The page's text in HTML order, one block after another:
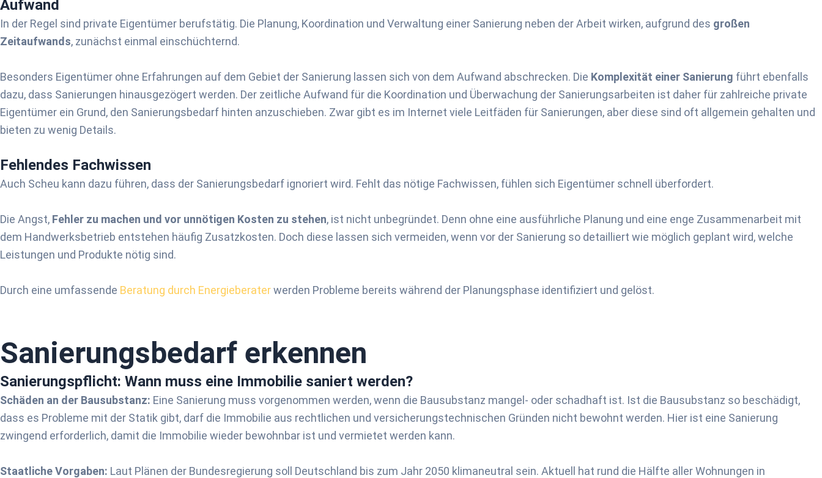
Aufwand
In der Regel sind private Eigentümer berufstätig. Die Planung, Koordination und Verwaltung einer Sanierung neben der Arbeit wirken, aufgrund des großen
Zeitaufwands, zunächst einmal einschüchternd.
Besonders Eigentümer ohne Erfahrungen auf dem Gebiet der Sanierung lassen sich von dem Aufwand abschrecken. Die Komplexität einer Sanierung führt ebenfalls
dazu, dass Sanierungen hinausgezögert werden. Der zeitliche Aufwand für die Koordination und Überwachung der Sanierungsarbeiten ist daher für zahlreiche private
Eigentümer ein Grund, den Sanierungsbedarf hinten anzuschieben. Zwar gibt es im Internet viele Leitfäden für Sanierungen, aber diese sind oft allgemein gehalten und
bieten zu wenig Details.
Fehlendes Fach­wissen
Auch Scheu kann dazu führen, dass der Sanierungsbedarf ignoriert wird. Fehlt das nötige Fachwissen, fühlen sich Eigentümer schnell überfordert.
Die Angst, Fehler zu machen und vor unnötigen Kosten zu stehen, ist nicht unbegründet. Denn ohne eine ausführliche Planung und eine enge Zusammenarbeit mit
dem Handwerksbetrieb entstehen häufig Zusatzkosten. Doch diese lassen sich vermeiden, wenn vor der Sanierung so detailliert wie möglich geplant wird, welche
Leistungen und Produkte nötig sind.
Durch eine umfassende Beratung durch Energieberaterwerden Probleme bereits während der Planungsphase identifiziert und gelöst.
Sanierungs­bedarf erkennen
Sanierungspflicht: Wann muss eine Immobilie saniert werden?
Schäden an der Bausubstanz: Eine Sanierung muss vorgenommen werden, wenn die Bausubstanz mangel- oder schadhaft ist. Ist die Bausubstanz so beschädigt,
dass es Probleme mit der Statik gibt, darf die Immobilie aus rechtlichen und versicherungstechnischen Gründen nicht bewohnt werden. Hier ist eine Sanierung
zwingend erforderlich, damit die Immobilie wieder bewohnbar ist und vermietet werden kann.
Staatliche Vorgaben: Laut Plänen der Bundesregierung soll Deutschland bis zum Jahr 2050 klimaneutral sein. Aktuell hat rund die Hälfte aller Wohnungen in